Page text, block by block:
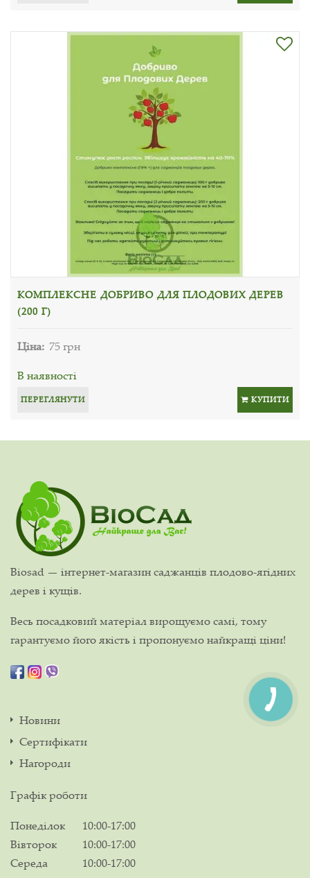
КОМПЛЕКСНЕ ДОБРИВО ДЛЯ ПЛОДОВИХ ДЕРЕВ
(200 Г)
Ціна: 75 грн
В наявності
ПЕРЕГЛЯНУТИ КУПИТИ
Biosad — інтернет-магазин саджанців плодово-ягідних
дерев і кущів.
Весь посадковий матеріал вирощуємо самі, тому
гарантуємо його якість і пропонуємо найкращі ціни!
Новини
Сертифікати
Нагороди
Графік роботи
Понеділок
10:00-17:00
Вівторок
10:00-17:00
Середа
10:00-17:00